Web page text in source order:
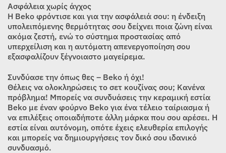
Ασφάλεια χωρίς άγχος
Η Beko φρόντισε και για την ασφάλειά σου: η ένδειξη
υπολειπόμενης θερμότητας σου δείχνει ποια ζώνη είναι
ακόμα ζεστή, ενώ το σύστημα προστασίας από
υπερχείλιση και η αυτόματη απενεργοποίηση σου
εξασφαλίζουν ξέγνοιαστο μαγείρεμα.
Συνδύασε την όπως θες – Beko ή όχι!
Θέλεις να ολοκληρώσεις το σετ κουζίνας σου; Κανένα
πρόβλημα! Μπορείς να συνδυάσεις την κεραμική εστία
Beko με έναν φούρνο Beko για ένα τέλειο ταίριασμα ή
να επιλέξεις οποιαδήποτε άλλη μάρκα που σου αρέσει. Η
εστία είναι αυτόνομη, οπότε έχεις ελευθερία επιλογής
και μπορείς να δημιουργήσεις τον δικό σου ιδανικό
συνδυασμό.